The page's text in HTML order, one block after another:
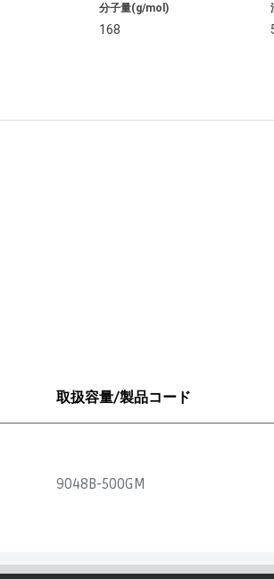
分子量(g/mol)
168
取扱容量/製品コード
9048B-500GM